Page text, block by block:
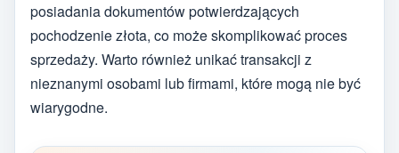
posiadania dokumentów potwierdzających
pochodzenie złota, co może skomplikować proces
sprzedaży. Warto również unikać transakcji z
nieznanymi osobami lub firmami, które mogą nie być
wiarygodne.